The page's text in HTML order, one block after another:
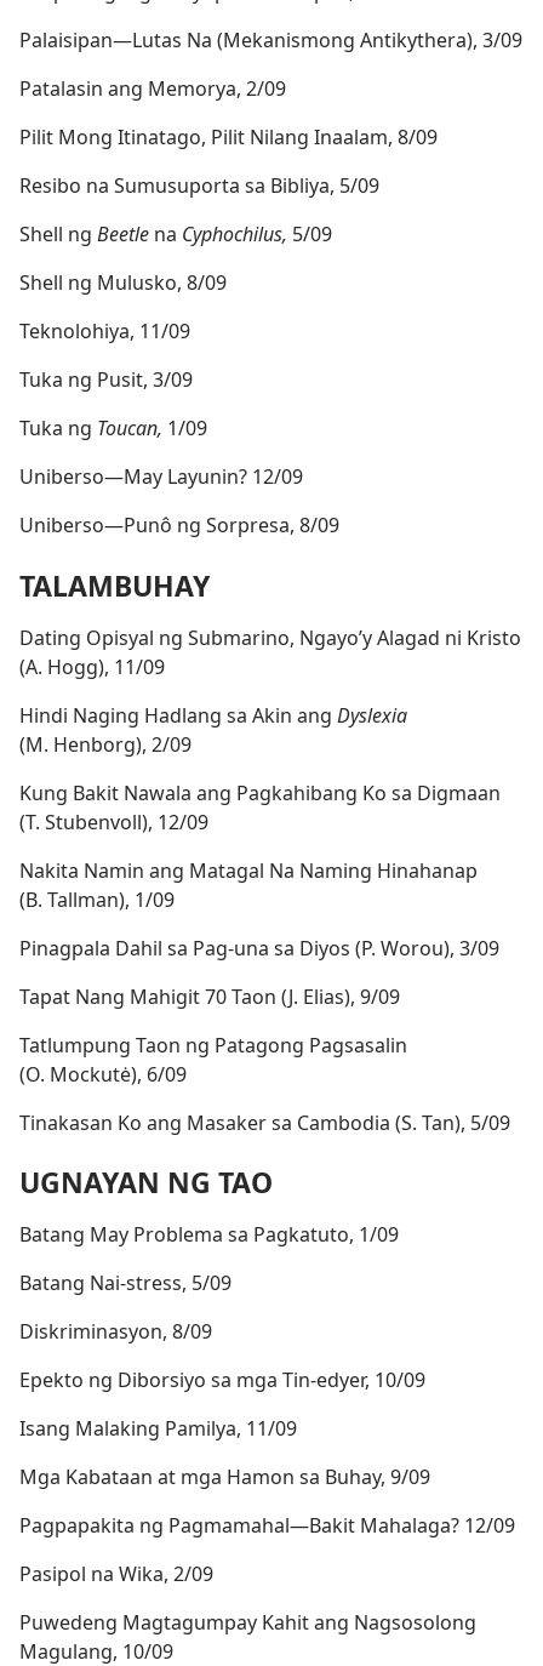
Palaisipan​—Lutas Na (Mekanismong Antikythera), 3/09
Patalasin ang Memorya, 2/09
Pilit Mong Itinatago, Pilit Nilang Inaalam, 8/09
Resibo na Sumusuporta sa Bibliya, 5/09
Shell ng Beetle na Cyphochilus, 5/09
Shell ng Mulusko, 8/09
Teknolohiya, 11/09
Tuka ng Pusit, 3/09
Tuka ng Toucan, 1/09
Uniberso​—May Layunin? 12/09
Uniberso​—Punô ng Sorpresa, 8/09
TALAMBUHAY
Dating Opisyal ng Submarino, Ngayo’y Alagad ni Kristo
(A. Hogg), 11/09
Hindi Naging Hadlang sa Akin ang Dyslexia
(M. Henborg), 2/09
Kung Bakit Nawala ang Pagkahibang Ko sa Digmaan
(T. Stubenvoll), 12/09
Nakita Namin ang Matagal Na Naming Hinahanap
(B. Tallman), 1/09
Pinagpala Dahil sa Pag-una sa Diyos (P. Worou), 3/09
Tapat Nang Mahigit 70 Taon (J. Elias), 9/09
Tatlumpung Taon ng Patagong Pagsasalin
(O. Mockutė), 6/09
Tinakasan Ko ang Masaker sa Cambodia (S. Tan), 5/09
UGNAYAN NG TAO
Batang May Problema sa Pagkatuto, 1/09
Batang Nai-stress, 5/09
Diskriminasyon, 8/09
Epekto ng Diborsiyo sa mga Tin-edyer, 10/09
Isang Malaking Pamilya, 11/09
Mga Kabataan at mga Hamon sa Buhay, 9/09
Pagpapakita ng Pagmamahal​—Bakit Mahalaga? 12/09
Pasipol na Wika, 2/09
Puwedeng Magtagumpay Kahit ang Nagsosolong
Magulang, 10/09